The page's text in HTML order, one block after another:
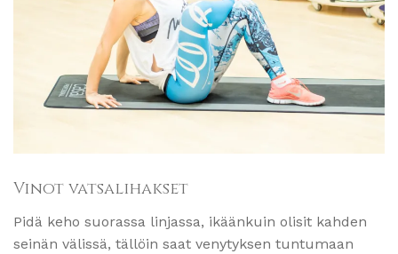
Vinot vatsalihakset
Pidä keho suorassa linjassa, ikäänkuin olisit kahden
seinän välissä, tällöin saat venytyksen tuntumaan